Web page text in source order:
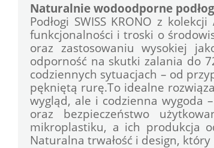
Naturalnie wodoodporne
Podłogi SWISS KRONO z
funkcjonalności i troski o
oraz zastosowaniu wysokiej
odporność na skutki zalania do
codziennych sytuacjach – od
pękniętą rurę.To idealne
wygląd, ale i codzienna wygoda
oraz bezpieczeństwo
mikroplastiku, a ich produkcja
Naturalna trwałość i design,